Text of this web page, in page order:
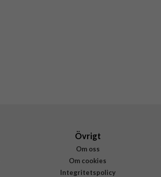
Övrigt
Om oss
Om cookies
Integritetspolicy